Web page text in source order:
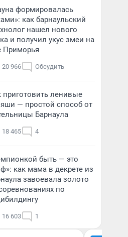
формировалась
как барнаульский
нашел нового
и получил укус змеи на
Приморья
20 966 Обсудить
приготовить ленивые
— простой способ от
Барнаула
18 465 4
быть — это
как мама в декрете из
завоевала золото
по
16 603 1